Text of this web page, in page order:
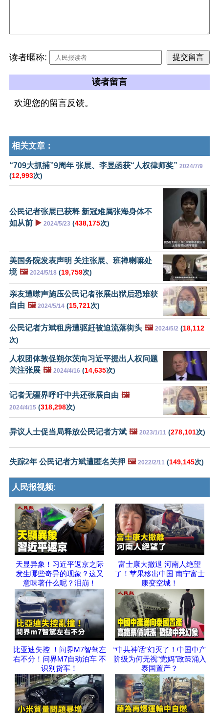
读者暱称:
读者留言
欢迎您的留言反馈。
相关文章：
“709大抓捕”9周年 张展、李昱函获“人权律师奖” 2024/7/9
(12,993次)
公民记者张展已获释 新冠难属张海身体不
如从前 ▶️ 2024/5/23 (438,175次)
美国务院发表声明 关注张展、班禅喇嘛处
境 🖼️ 2024/5/18 (19,759次)
亲友遭噤声施压公民记者张展出狱后恐难获
自由 🖼️ 2024/5/14 (15,721次)
公民记者方斌租房遭驱赶被迫流落街头 🖼️ 2024/5/2 (18,112
次)
人权团体敦促朔尔茨向习近平提出人权问题
关注张展 🖼️ 2024/4/16 (14,635次)
记者无疆界呼吁中共还张展自由 🖼️
2024/4/15 (318,298次)
异议人士促当局释放公民记者方斌 🖼️ 2023/1/11 (278,101次)
失踪2年 公民记者方斌遭匿名关押 🖼️ 2022/2/11 (149,145次)
人民报视频:
天显异象！习近平返京之际
发生哪些奇异的现象？这又
意味著什么呢？泪崩！
富士康大撤退 河南人绝望
了！苹果移出中国 南宁富士
康变空城！
比亚迪失控 ！问界M7智驾左
右不分！问界M7自动泊车 不
识别货车！
“中共神话”幻灭了！中国中产
阶级为何无视“党妈”政策涌入
泰国置产？